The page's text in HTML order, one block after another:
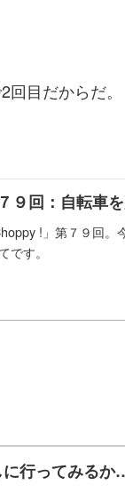
目だからだ。
９回：自転車
!」第７９回。
です。
行ってみるか